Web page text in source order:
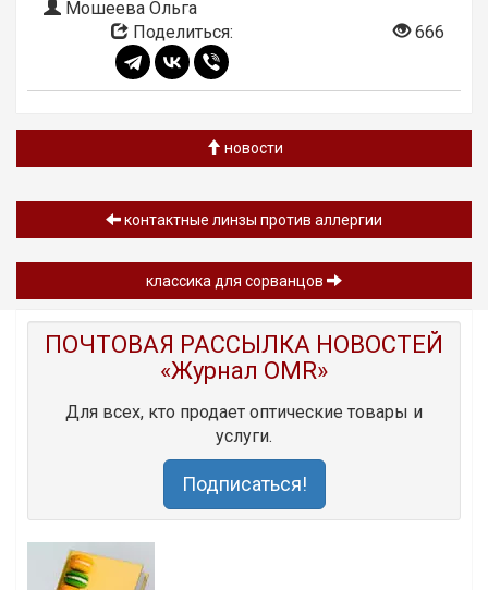
Мошеева Ольга
Поделиться:
666
новости
контактные линзы против аллергии
классика для сорванцов
ПОЧТОВАЯ РАССЫЛКА НОВОСТЕЙ
«Журнал OMR»
Для всех, кто продает оптические товары и
услуги.
Подписаться!